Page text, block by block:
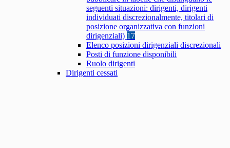
seguenti situazioni: dirigenti, dirigenti
individuati discrezionalmente, titolari di
posizione organizzativa con funzioni
dirigenziali) 17
Elenco posizioni dirigenziali discrezionali
Posti di funzione disponibili
Ruolo dirigenti
Dirigenti cessati